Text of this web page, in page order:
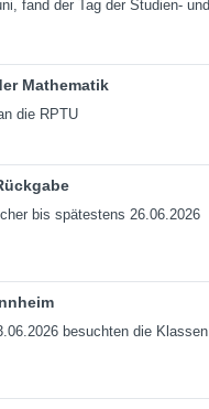
fand der Tag der Studien-
Mathematik
die RPTU
bis spätestens 26.06.2026
besuchten die